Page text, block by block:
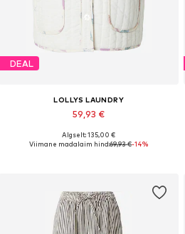
DEAL
LOLLYS LAUNDRY
59,93 €
Saadaolevad suurused: XS, S, M, L, XXL
Algselt: 135,00 €
Viimane madalaim hind:69,93 €-14%